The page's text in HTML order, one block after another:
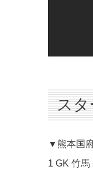
スタ
▼熊本国
1 GK 竹馬